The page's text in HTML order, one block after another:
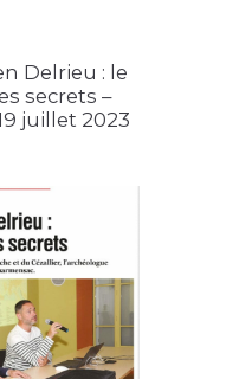
Delrieu : le
secrets –
juillet 2023